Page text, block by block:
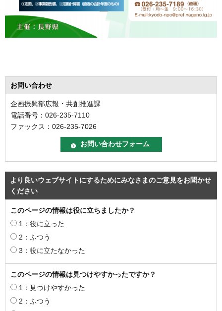
お問い合わせ
企画振興部広報・共創推進課
電話番号：026-235-7110
ファックス：026-235-7026
より良いウェブサイトにするためにみなさまのご意見をお聞かせ
ください
このページの情報は役に立ちましたか？
1：役に立った
2：ふつう
3：役に立たなかった
このページの情報は見つけやすかったですか？
1：見つけやすかった
2：ふつう